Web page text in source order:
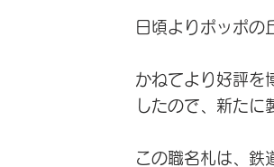
日頃よりポッポの
かねてより好評を
したので、新たに
この職名札は、鉄